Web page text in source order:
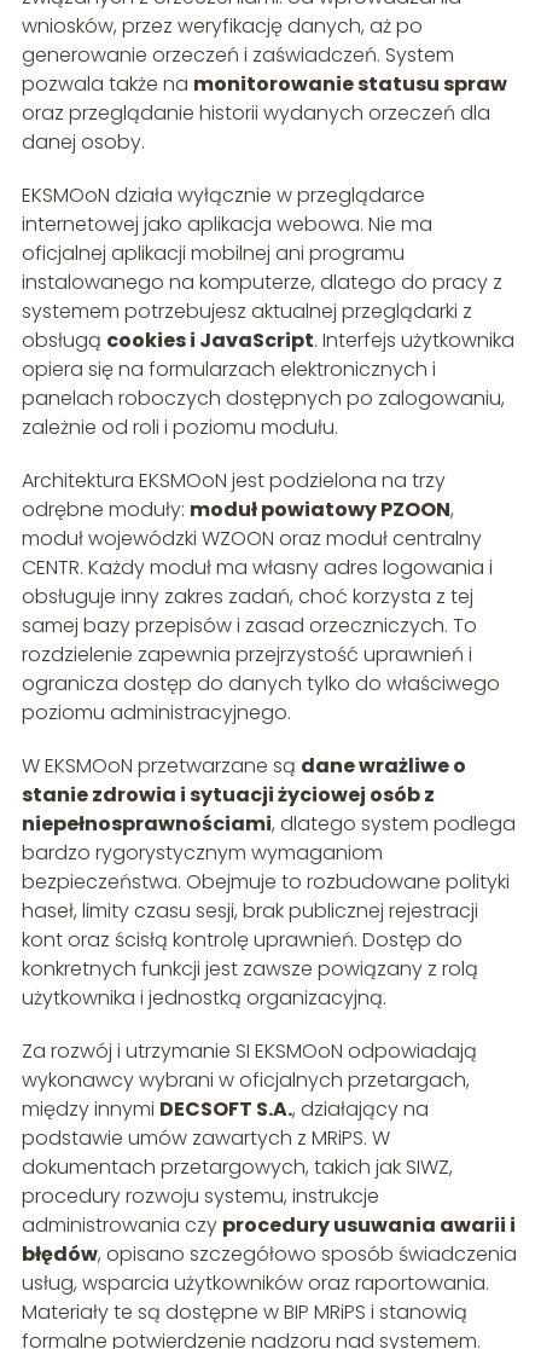
wniosków, przez weryfikację danych, aż po
generowanie orzeczeń i zaświadczeń. System
pozwala także na monitorowanie statusu spraw
oraz przeglądanie historii wydanych orzeczeń dla
danej osoby.
EKSMOoN działa wyłącznie w przeglądarce
internetowej jako aplikacja webowa. Nie ma
oficjalnej aplikacji mobilnej ani programu
instalowanego na komputerze, dlatego do pracy z
systemem potrzebujesz aktualnej przeglądarki z
obsługą cookies i JavaScript. Interfejs użytkownika
opiera się na formularzach elektronicznych i
panelach roboczych dostępnych po zalogowaniu,
zależnie od roli i poziomu modułu.
Architektura EKSMOoN jest podzielona na trzy
odrębne moduły: moduł powiatowy PZOON,
moduł wojewódzki WZOON oraz moduł centralny
CENTR. Każdy moduł ma własny adres logowania i
obsługuje inny zakres zadań, choć korzysta z tej
samej bazy przepisów i zasad orzeczniczych. To
rozdzielenie zapewnia przejrzystość uprawnień i
ogranicza dostęp do danych tylko do właściwego
poziomu administracyjnego.
W EKSMOoN przetwarzane są dane wrażliwe o
stanie zdrowia i sytuacji życiowej osób z
niepełnosprawnościami, dlatego system podlega
bardzo rygorystycznym wymaganiom
bezpieczeństwa. Obejmuje to rozbudowane polityki
haseł, limity czasu sesji, brak publicznej rejestracji
kont oraz ścisłą kontrolę uprawnień. Dostęp do
konkretnych funkcji jest zawsze powiązany z rolą
użytkownika i jednostką organizacyjną.
Za rozwój i utrzymanie SI EKSMOoN odpowiadają
wykonawcy wybrani w oficjalnych przetargach,
między innymi DECSOFT S.A., działający na
podstawie umów zawartych z MRiPS. W
dokumentach przetargowych, takich jak SIWZ,
procedury rozwoju systemu, instrukcje
administrowania czy procedury usuwania awarii i
błędów, opisano szczegółowo sposób świadczenia
usług, wsparcia użytkowników oraz raportowania.
Materiały te są dostępne w BIP MRiPS i stanowią
formalne potwierdzenie nadzoru nad systemem.